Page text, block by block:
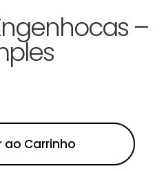
–
ao Carrinho